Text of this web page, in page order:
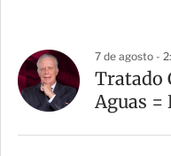
7 de agosto -
Tratado
Aguas =